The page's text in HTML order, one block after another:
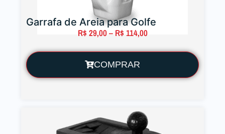
Garrafa de Areia para Golfe
R$ 29,00– R$ 114,00
COMPRAR